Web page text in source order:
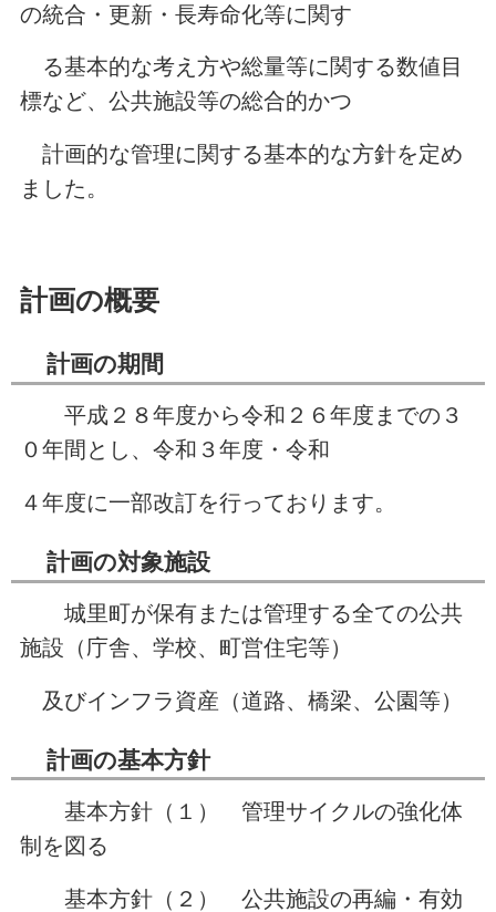
の統合・更新・長寿命化等に関す
る基本的な考え方や総量等に関する数値目
標など、公共施設等の総合的かつ
計画的な管理に関する基本的な方針を定め
ました。
計画の概要
計画の期間
平成２８年度から令和２６年度までの３
０年間とし、令和３年度・令和
４年度に一部改訂を行っております。
計画の対象施設
城里町が保有または管理する全ての公共
施設（庁舎、学校、町営住宅等）
及びインフラ資産（道路、橋梁、公園等）
計画の基本方針
基本方針（１） 管理サイクルの強化体
制を図る
基本方針（２） 公共施設の再編・有効